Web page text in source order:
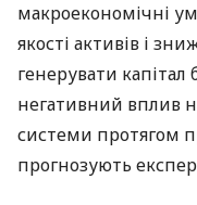
макроекономічні
якості активів і
генерувати капітал
негативний вплив
системи протягом
прогнозують